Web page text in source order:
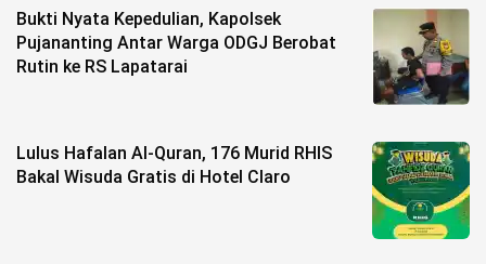
Bukti Nyata Kepedulian, Kapolsek
Pujananting Antar Warga ODGJ Berobat
Rutin ke RS Lapatarai
Lulus Hafalan Al-Quran, 176 Murid RHIS
Bakal Wisuda Gratis di Hotel Claro